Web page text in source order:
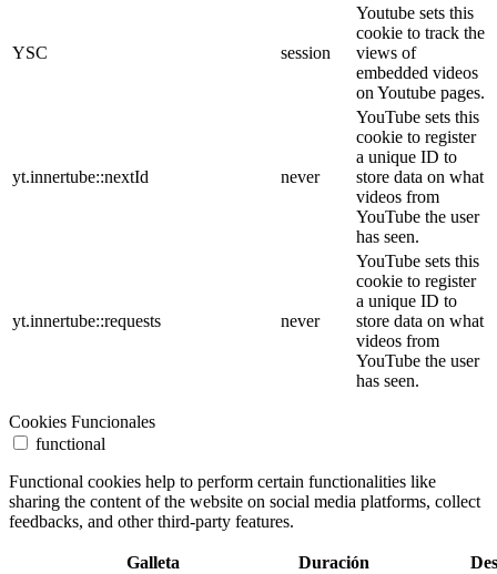
YSC session
Youtube sets this
cookie to track the
views of
embedded videos
on Youtube pages.
yt.innertube::nextId never
YouTube sets this
cookie to register
a unique ID to
store data on what
videos from
YouTube the user
has seen.
yt.innertube::requests never
YouTube sets this
cookie to register
a unique ID to
store data on what
videos from
YouTube the user
has seen.
Cookies Funcionales
functional
Functional cookies help to perform certain functionalities like
sharing the content of the website on social media platforms, collect
feedbacks, and other third-party features.
Galleta Duración